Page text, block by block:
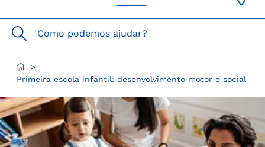
Como podemos ajudar?
>
Primeira escola infantil: desenvolvimento motor e social